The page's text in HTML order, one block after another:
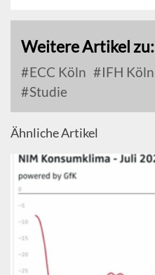
Weitere Artikel zu:
ECC Köln IFH Köln
Studie
Ähnliche Artikel